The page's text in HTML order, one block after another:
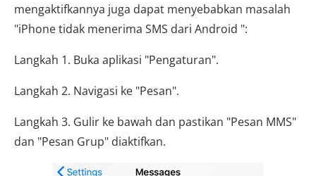
mengaktifkannya juga dapat menyebabkan masalah
"iPhone tidak menerima SMS dari Android ":
Langkah 1. Buka aplikasi "Pengaturan".
Langkah 2. Navigasi ke "Pesan".
Langkah 3. Gulir ke bawah dan pastikan "Pesan MMS"
dan "Pesan Grup" diaktifkan.